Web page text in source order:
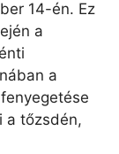
14-én. Ez
a
a
a tőzsdén,